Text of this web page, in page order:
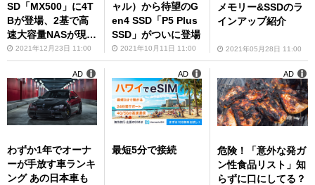
SD「MX500」に4T
Bが登場、2基で高
速大容量NASが現実
的に2021年12月23日 11:00
ャル）から待望のG
en4 SSD「P5 Plus
SSD」がついに登場
2021年10月11日 11:00
メモリー&SSDのラ
インアップ紹介
2021年05月28日 11:00
わずか1年でオーナ
ーが手放す車ランキ
ング あの日本車も
AD
最短5分で接続
AD
危険！「意外な発ガ
ン性食品リスト」知
らずに口にしてる？
AD